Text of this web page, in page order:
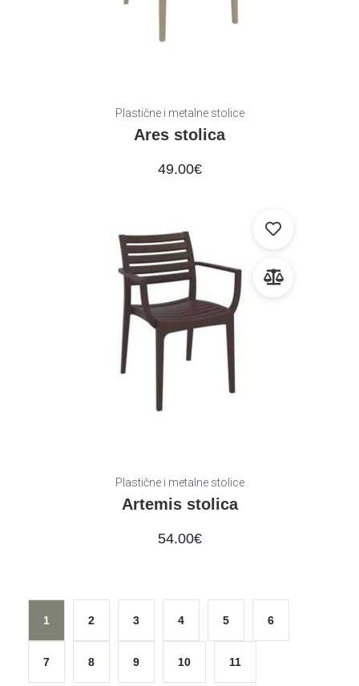
Plastične i metalne stolice
Ares stolica
49.00€
Plastične i metalne stolice
Artemis stolica
54.00€
1 2 3 4 5 6
7 8 9 10 11